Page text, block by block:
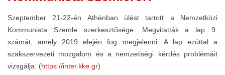
Szeptember 21-22-én Athénban ülést tartott a Nemzetközi
Kommunista Szemle szerkesztősége. Megvitatták a lap 9.
számát, amely 2019 elején fog megjelenni. A lap ezúttal a
szakszervezeti mozgalom és a nemzetiségi kérdés problémáit
vizsgálja. (https://inter.kke.gr)